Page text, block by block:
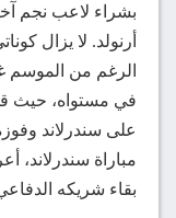
بشراء لاعب نجم
أرنولد. لا يزال
الرغم من الموسم
مباراة سندرلاند،
بقاء شريكه